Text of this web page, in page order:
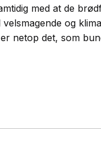
med at de
og
netop det, som